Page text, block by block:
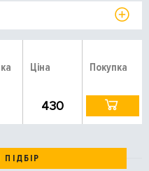
Ціна Покупка
430